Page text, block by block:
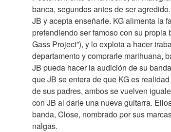
banca, segundos antes de ser
JB y acepta enseñarle. KG alimenta la
pretendiendo ser famoso con su propia
Gass Project”), y lo explota a hacer
departamento y comprarle marihuana,
JB pueda hacer la audición de su
que JB se entera de que KG es
de sus padres, ambos se vuelven
con JB al darle una nueva guitarra.
banda, Close, nombrado por sus
nalgas.